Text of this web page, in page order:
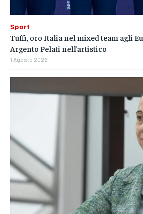
Sport
Tuffi, oro Italia nel mixed team agli
Argento Pelati nell’artistico
1 Agosto 2026